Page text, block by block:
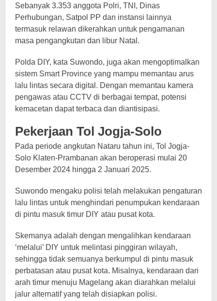
Sebanyak 3.353 anggota Polri, TNI, Dinas
Perhubungan, Satpol PP dan instansi lainnya
termasuk relawan dikerahkan untuk pengamanan
masa pengangkutan dan libur Natal.
Polda DIY, kata Suwondo, juga akan mengoptimalkan
sistem Smart Province yang mampu memantau arus
lalu lintas secara digital. Dengan memantau kamera
pengawas atau CCTV di berbagai tempat, potensi
kemacetan dapat terbaca dan diantisipasi.
Pekerjaan Tol Jogja-Solo
Pada periode angkutan Nataru tahun ini, Tol Jogja-
Solo Klaten-Prambanan akan beroperasi mulai 20
Desember 2024 hingga 2 Januari 2025.
Suwondo mengaku polisi telah melakukan pengaturan
lalu lintas untuk menghindari penumpukan kendaraan
di pintu masuk timur DIY atau pusat kota.
Skemanya adalah dengan mengalihkan kendaraan
‘melalui’ DIY untuk melintasi pinggiran wilayah,
sehingga tidak semuanya berkumpul di pintu masuk
perbatasan atau pusat kota. Misalnya, kendaraan dari
arah timur menuju Magelang akan diarahkan melalui
jalur alternatif yang telah disiapkan polisi.